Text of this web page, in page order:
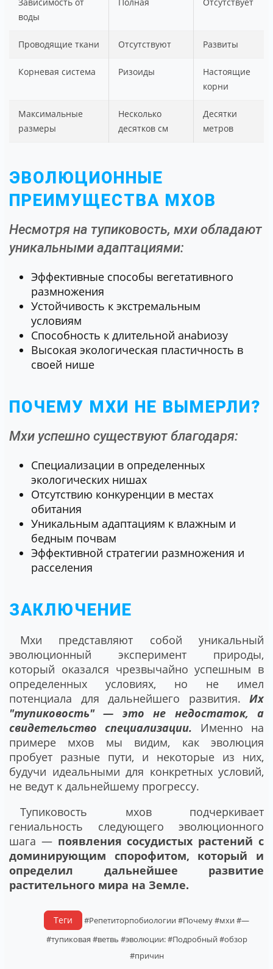
воды
Проводящие ткани Отсутствуют Развиты
Корневая система Ризоиды
Настоящие
корни
Максимальные
размеры
Несколько
десятков см
Десятки
метров
ЭВОЛЮЦИОННЫЕ
ПРЕИМУЩЕСТВА МХОВ
Несмотря на тупиковость, мхи обладают
уникальными адаптациями:
Эффективные способы вегетативного
размножения
Устойчивость к экстремальным
условиям
Способность к длительной анabиозу
Высокая экологическая пластичность в
своей нише
ПОЧЕМУ МХИ НЕ ВЫМЕРЛИ?
Мхи успешно существуют благодаря:
Специализации в определенных
экологических нишах
Отсутствию конкуренции в местах
обитания
Уникальным адаптациям к влажным и
бедным почвам
Эффективной стратегии размножения и
расселения
ЗАКЛЮЧЕНИЕ
Мхи представляют собой уникальный
эволюционный эксперимент природы,
который оказался чрезвычайно успешным в
определенных условиях, но не имел
потенциала для дальнейшего развития. Их
"тупиковость" — это не недостаток, а
свидетельство специализации. Именно на
примере мхов мы видим, как эволюция
пробует разные пути, и некоторые из них,
будучи идеальными для конкретных условий,
не ведут к дальнейшему прогрессу.
Тупиковость мхов подчеркивает
гениальность следующего эволюционного
шага — появления сосудистых растений с
доминирующим спорофитом, который и
определил дальнейшее развитие
растительного мира на Земле.
Теги #Репетиторпобиологии#Почему#мхи#—
#тупиковая #ветвь #эволюции:#Подробный#обзор
#причин